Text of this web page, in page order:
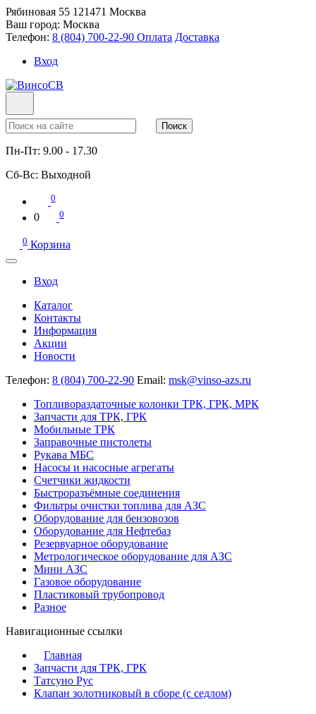
Рябиновая 55 121471 Москва
Ваш город: Москва
Телефон: 8 (804) 700-22-90 Оплата Доставка
Вход
Поиск
Пн-Пт: 9.00 - 17.30
Сб-Вс: Выходной
0
0 0
0 Корзина
Вход
Каталог
Контакты
Информация
Акции
Новости
Телефон: 8 (804) 700-22-90 Email: msk@vinso-azs.ru
Топливораздаточные колонки ТРК, ГРК, МРК
Запчасти для ТРК, ГРК
Мобильные ТРК
Заправочные пистолеты
Рукава МБС
Насосы и насосные агрегаты
Счетчики жидкости
Быстроразъёмные соединения
Фильтры очистки топлива для АЗС
Оборудование для бензовозов
Оборудование для Нефтебаз
Резервуарное оборудование
Метрологическое оборудование для АЗС
Мини АЗС
Газовое оборудование
Пластиковый трубопровод
Разное
Навигационные ссылки
Главная
Запчасти для ТРК, ГРК
Татсуно Рус
Клапан золотниковый в сборе (с седлом)